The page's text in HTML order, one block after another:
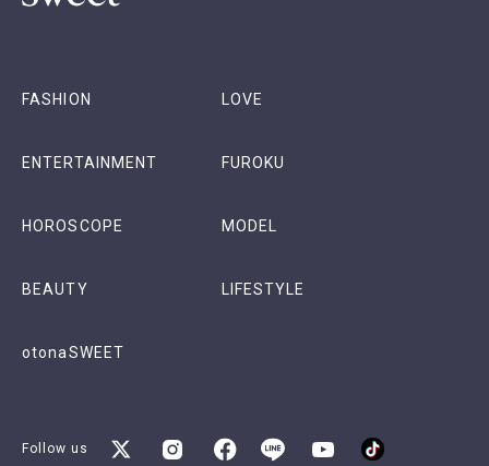
FASHION LOVE
ENTERTAINMENT FUROKU
HOROSCOPE MODEL
BEAUTY LIFESTYLE
otonaSWEET
Follow us